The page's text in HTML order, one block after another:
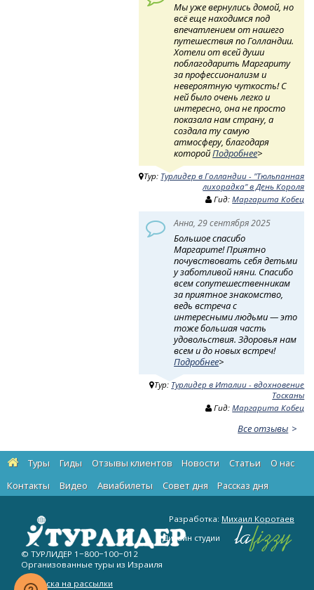
Мы уже вернулись домой, но
всё еще находимся под
впечатлением от нашего
путешествия по Голландии.
Хотели от всей души
поблагодарить Маргариту
за профессионализм и
невероятную чуткость! ​ С
ней было очень легко и
интересно, она не просто
показала нам страну, а
создала ту самую
атмосферу, благодаря
которойПодробнее>
Тур: Турлидер в Голландии - "Тюльпанная
лихорадка" в День Короля
Гид:Маргарита Кобец
Анна, 29 сентября 2025
Большое спасибо
Маргарите! Приятно
почувствовать себя детьми
у заботливой няни. Спасибо
всем сопутешественникам
за приятное знакомство,
ведь встреча с
интересными людьми — это
тоже большая часть
удовольствия. Здоровья нам
всем и до новых встреч!
Подробнее>
Тур: Турлидер в Италии - вдохновение
Тосканы
Гид:Маргарита Кобец
Все отзывы
Туры Гиды Отзывы клиентов Новости Статьи
О нас
Контакты
Видео Авиабилеты Cовет дня Рассказ дня
© ТУРЛИДЕР 1−800−100−012
Организованные туры из Израиля
Подписка на рассылки
Разработка: Михаил Коротаев
Дизайн студии